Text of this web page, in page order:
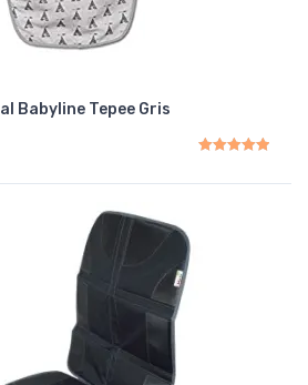
Babyline Tepee Gris